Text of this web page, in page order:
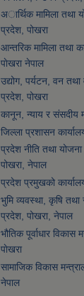
अार्थिक मामिला तथा
प्रदेश, पोखरा
आन्तरिक मामिला तथा
पाेखरा नेपाल
उद्योग, पर्यटन, वन
प्रदेश, पोखरा
कानून, न्याय र संसदीय
जिल्ला प्रशासन
प्रदेश नीति तथा
पोखरा, नेपाल
प्रदेश प्रमुखको
भुमि व्यवस्था, कृषि तथा
प्रदेश, पोखरा, नेपाल
भौतिक पूर्वाधार
पाेखरा
सामाजिक विकास
नेपाल